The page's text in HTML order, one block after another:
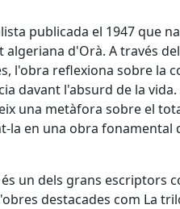
publicada el 1947 que
algeriana d'Orà. A través
l'obra reflexiona sobre la
davant l'absurd de la
una metàfora sobre el
la en una obra fonamental
és un dels grans escriptors
destacades com La